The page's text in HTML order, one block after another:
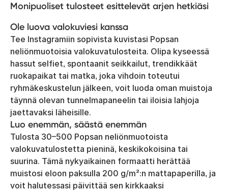
Monipuoliset tulosteet esittelevät arjen hetkiäsi
Ole luova valokuviesi kanssa
Tee Instagramiin sopivista kuvistasi Popsan
neliönmuotoisia valokuvatulosteita. Olipa kyseessä
hassut selfiet, spontaanit seikkailut, trendikkäät
ruokapaikat tai matka, joka vihdoin toteutui
ryhmäkeskustelun jälkeen, voit luoda oman muistoja
täynnä olevan tunnelmapaneelin tai iloisia lahjoja
jaettavaksi läheisille.
Luo enemmän, säästä enemmän
Tulosta 30–500 Popsan neliönmuotoista
valokuvatulostetta pieninä, keskikokoisina tai
suurina. Tämä nykyaikainen formaatti herättää
muistosi eloon paksulla 200 g/m²:n mattapaperilla, ja
voit halutessasi päivittää sen kirkkaaksi